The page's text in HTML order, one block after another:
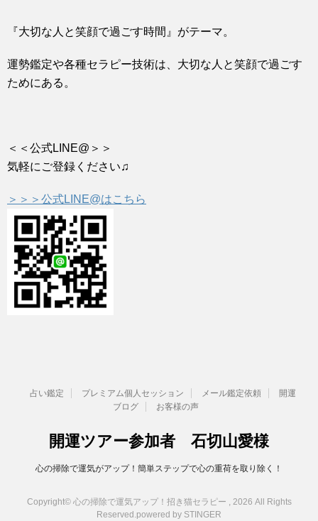
『大切な人と笑顔で過ごす時間』がテーマ。
運勢鑑定や各種セラピー技術は、大切な人と笑顔で過ごす
ためにある。
＜＜公式LINE@＞＞
気軽にご登録ください♫
＞＞＞公式LINE@はこちら
占い鑑定 プレミアム個人セッション メール鑑定依頼
開運
ブログ
お客様の声
開運ツアー参加者 石切山愛様
心の掃除で運気がアップ！簡単ステップで心の重荷を取り除く！
Copyright© 心の掃除で運気アップ！招き猫セラピー , 2026 All Rights
Reserved. powered by STINGER